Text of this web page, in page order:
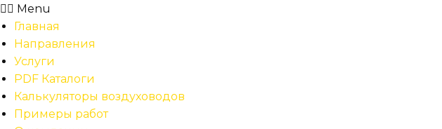
Menu
Главная
Направления
Услуги
PDF Каталоги
Калькуляторы воздуховодов
Примеры работ